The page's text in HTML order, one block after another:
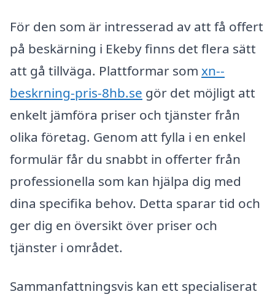
För den som är intresserad av att få offert
på beskärning i Ekeby finns det flera sätt
att gå tillväga. Plattformar som xn--
beskrning-pris-8hb.se gör det möjligt att
enkelt jämföra priser och tjänster från
olika företag. Genom att fylla i en enkel
formulär får du snabbt in offerter från
professionella som kan hjälpa dig med
dina specifika behov. Detta sparar tid och
ger dig en översikt över priser och
tjänster i området.
Sammanfattningsvis kan ett specialiserat